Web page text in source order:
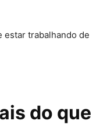
estar trabalhando de
do que